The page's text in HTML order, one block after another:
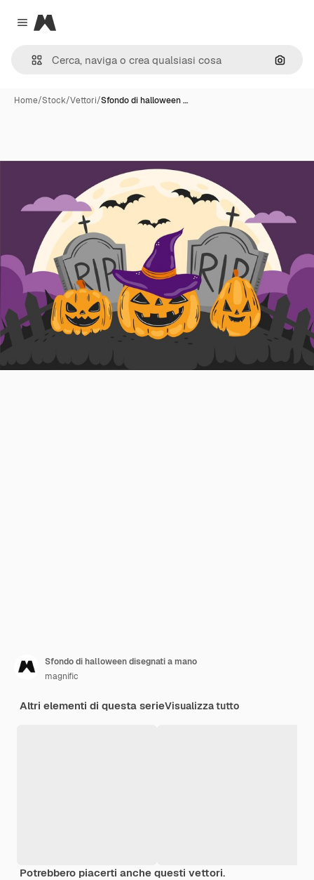
Close menu
Magnific
Cerca
Home/Stock/Vettori/Sfondo di halloween …
Sfondo di halloween disegnati a mano
magnific
Altri elementi di questa serieVisualizza tutto
Potrebbero piacerti anche questi vettori.